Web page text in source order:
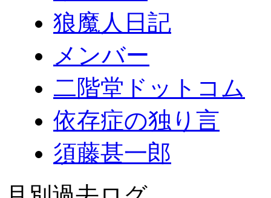
狼魔人日記
メンバー
二階堂ドットコム
依存症の独り言
須藤甚一郎